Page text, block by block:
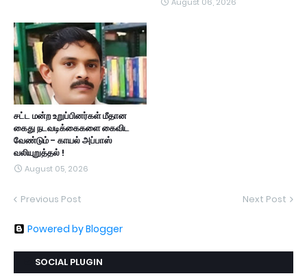
சட்ட மன்ற உறுப்பினர்கள் மீதான
கைது நடவடிக்கைகளை கைவிட
வேண்டும் - காயல் அப்பாஸ்
வலியுறுத்தல் !
August 05, 2026
Previous Post Next Post
Powered by Blogger
SOCIAL PLUGIN